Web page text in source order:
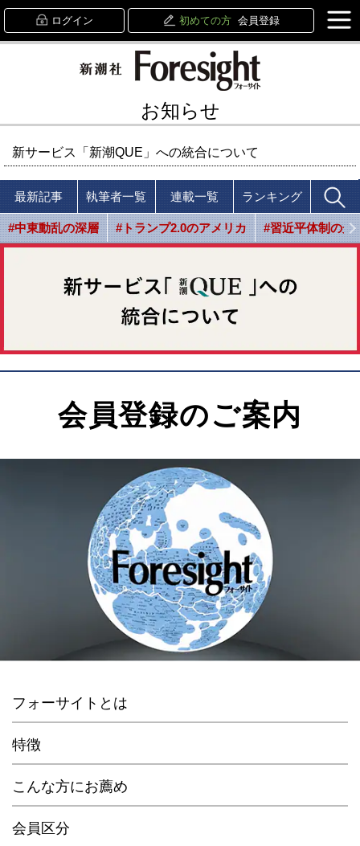
ログイン 初めての方 会員登録
お知らせ
新サービス「新潮QUE」への統合について
最新記事 執筆者一覧 連載一覧 ランキング
#中東動乱の深層 #トランプ2.0のアメリカ #習近平体制の光
会員登録のご案内
フォーサイトとは
特徴
こんな方にお薦め
会員区分